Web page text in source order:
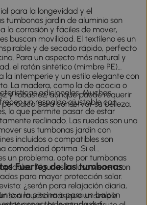
para la longevidad y el
tumbonas jardin de aluminio son
la corrosión y fáciles de mover,
buscan movilidad. El textileno es un
y de secado rápido, perfecto
Para un aspecto más natural y
el ratán sintético (mimbre PE)
la intemperie y un estilo elegante con
La madera, como la de acacia o
y robustez, aunque puede requerir
para conservar su belleza.
adicionales. Muchas
un respaldo ajustable con
lo que permite pasar de estar
reclinado. Las ruedas son una
sus tumbonas jardin con
incluidos o compatibles son
comodidad óptima. Si el
un problema, opte por tumbonas
Algunas incluso vienen con
para mayor protección solar.
¿serán para relajación diaria,
a la piscina o para un balcón
Fuertes de las tumbonas
son mucho más que un simple